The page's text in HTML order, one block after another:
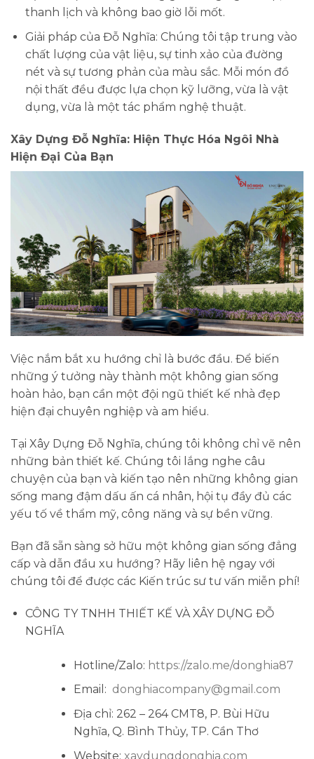
thanh lịch và không bao giờ lỗi mốt.
Giải pháp của Đỗ Nghĩa: Chúng tôi tập trung vào
chất lượng của vật liệu, sự tinh xảo của đường
nét và sự tương phản của màu sắc. Mỗi món đồ
nội thất đều được lựa chọn kỹ lưỡng, vừa là vật
dụng, vừa là một tác phẩm nghệ thuật.
Xây Dựng Đỗ Nghĩa: Hiện Thực Hóa Ngôi Nhà
Hiện Đại Của Bạn
Việc nắm bắt xu hướng chỉ là bước đầu. Để biến
những ý tưởng này thành một không gian sống
hoàn hảo, bạn cần một đội ngũ thiết kế nhà đẹp
hiện đại chuyên nghiệp và am hiểu.
Tại Xây Dựng Đỗ Nghĩa, chúng tôi không chỉ vẽ nên
những bản thiết kế. Chúng tôi lắng nghe câu
chuyện của bạn và kiến tạo nên những không gian
sống mang đậm dấu ấn cá nhân, hội tụ đầy đủ các
yếu tố về thẩm mỹ, công năng và sự bền vững.
Bạn đã sẵn sàng sở hữu một không gian sống đẳng
cấp và dẫn đầu xu hướng? Hãy liên hệ ngay với
chúng tôi để được các Kiến trúc sư tư vấn miễn phí!
CÔNG TY TNHH THIẾT KẾ VÀ XÂY DỰNG ĐỖ
NGHĨA
Hotline/Zalo: https://zalo.me/donghia87
Email: donghiacompany@gmail.com
Địa chỉ: 262 – 264 CMT8, P. Bùi Hữu
Nghĩa, Q. Bình Thủy, TP. Cần Thơ
Website: xaydungdonghia.com